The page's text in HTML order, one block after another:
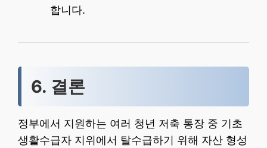
합니다.
6. 결론
정부에서 지원하는 여러 청년 저축 통장 중 기초
생활수급자 지위에서 탈수급하기 위해 자산 형성